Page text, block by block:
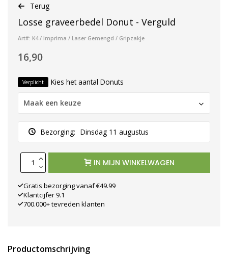
Terug
Losse graveerbedel Donut - Verguld
Art#: K4 / Imprima / Laser Gemengd / Gripzakje
16,90
Verplicht Kies het aantal Donuts
Maak een keuze
Bezorging: Dinsdag 11 augustus
IN MIJN WINKELWAGEN
Gratis bezorging vanaf €49.99
Klantcijfer 9.1
700.000+ tevreden klanten
Productomschrijving